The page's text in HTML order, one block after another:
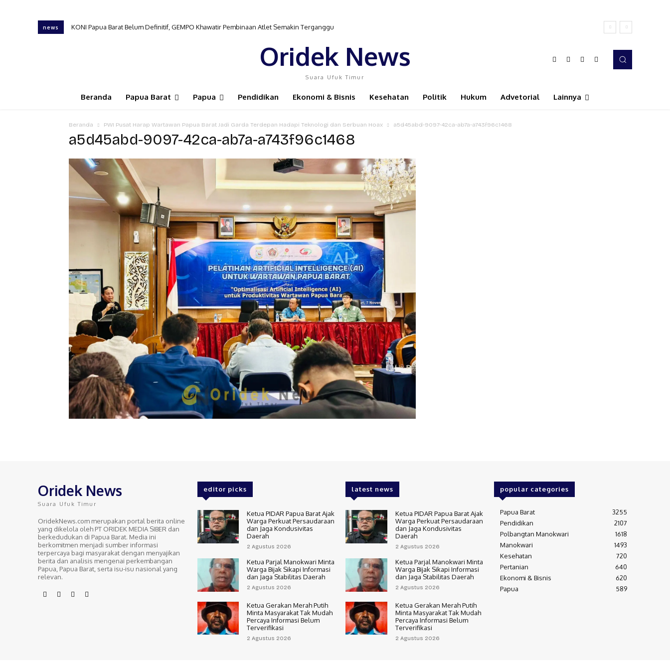
news KONI Papua Barat Belum Definitif, GEMPO Khawatir Pembinaan Atlet Semakin Terganggu
Oridek News
Suara Ufuk Timur
Beranda Papua Barat Papua Pendidikan Ekonomi & Bisnis Kesehatan Politik Hukum Advetorial Lainnya
Beranda PWI Pusat Harap Wartawan Papua Barat Jadi Garda Terdepan Hadapi Teknologi dan Serbuan Hoax a5d45abd-9097-42ca-ab7a-a743f96c1468
a5d45abd-9097-42ca-ab7a-a743f96c1468
Oridek News
Suara Ufuk Timur
OridekNews.com merupakan portal berita online
yang dikelola oleh PT ORIDEK MEDIA SIBER dan
berkedudukan di Papua Barat. Media ini
berkomitmen menjadi sumber informasi
terpercaya bagi masyarakat dengan menyajikan
berita dan analisis mengenai perkembangan
Papua, Papua Barat, serta isu-isu nasional yang
relevan.
editor picks
Ketua PIDAR Papua Barat Ajak
Warga Perkuat Persaudaraan
dan Jaga Kondusivitas
Daerah
2 Agustus 2026
Ketua Parjal Manokwari Minta
Warga Bijak Sikapi Informasi
dan Jaga Stabilitas Daerah
2 Agustus 2026
Ketua Gerakan Merah Putih
Minta Masyarakat Tak Mudah
Percaya Informasi Belum
Terverifikasi
2 Agustus 2026
latest news
Ketua PIDAR Papua Barat Ajak
Warga Perkuat Persaudaraan
dan Jaga Kondusivitas
Daerah
2 Agustus 2026
Ketua Parjal Manokwari Minta
Warga Bijak Sikapi Informasi
dan Jaga Stabilitas Daerah
2 Agustus 2026
Ketua Gerakan Merah Putih
Minta Masyarakat Tak Mudah
Percaya Informasi Belum
Terverifikasi
2 Agustus 2026
popular categories
Papua Barat
3255
Pendidikan
2107
Polbangtan Manokwari
1618
Manokwari
1493
Kesehatan
720
Pertanian
640
Ekonomi & Bisnis
620
Papua
589